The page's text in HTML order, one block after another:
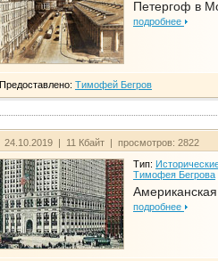
Петергоф в
подробнее
Предоставлено: Тимофей Бегров
24.10.2019 | 11 Кбайт | просмотров: 2822
Тип:
Тимофея Бегрова
подробнее